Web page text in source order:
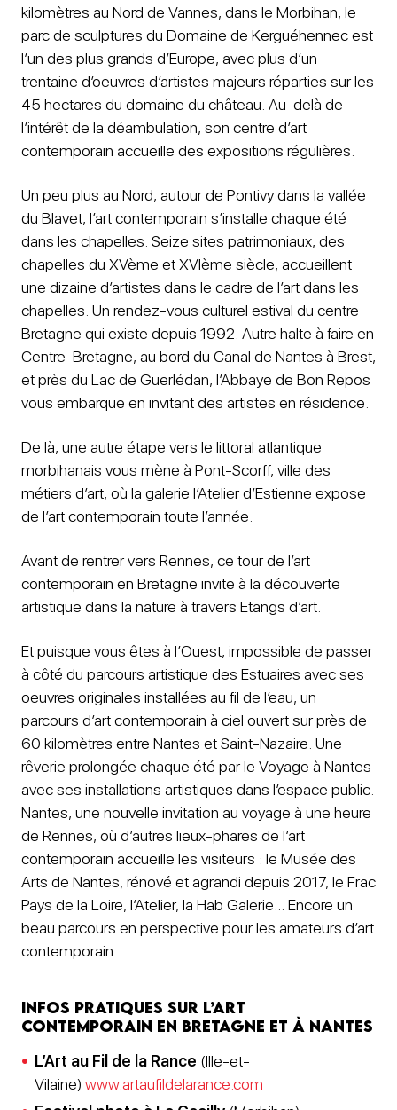
kilomètres au Nord de Vannes, dans le Morbihan, le
parc de sculptures du Domaine de Kerguéhennec est
l’un des plus grands d’Europe, avec plus d’un
trentaine d’oeuvres d’artistes majeurs réparties sur les
45 hectares du domaine du château. Au-delà de
l’intérêt de la déambulation, son centre d’art
contemporain accueille des expositions régulières.
Un peu plus au Nord, autour de Pontivy dans la vallée
du Blavet, l’art contemporain s’installe chaque été
dans les chapelles. Seize sites patrimoniaux, des
chapelles du XVème et XVIème siècle, accueillent
une dizaine d’artistes dans le cadre de l’art dans les
chapelles. Un rendez-vous culturel estival du centre
Bretagne qui existe depuis 1992. Autre halte à faire en
Centre-Bretagne, au bord du Canal de Nantes à Brest,
et près du Lac de Guerlédan, l’Abbaye de Bon Repos
vous embarque en invitant des artistes en résidence.
De là, une autre étape vers le littoral atlantique
morbihanais vous mène à Pont-Scorff, ville des
métiers d’art, où la galerie l’Atelier d’Estienne expose
de l’art contemporain toute l’année.
Avant de rentrer vers Rennes, ce tour de l’art
contemporain en Bretagne invite à la découverte
artistique dans la nature à travers Etangs d’art.
Et puisque vous êtes à l’Ouest, impossible de passer
à côté du parcours artistique des Estuaires avec ses
oeuvres originales installées au fil de l’eau, un
parcours d’art contemporain à ciel ouvert sur près de
60 kilomètres entre Nantes et Saint-Nazaire. Une
rêverie prolongée chaque été par le Voyage à Nantes
avec ses installations artistiques dans l’espace public.
Nantes, une nouvelle invitation au voyage à une heure
de Rennes, où d’autres lieux-phares de l’art
contemporain accueille les visiteurs : le Musée des
Arts de Nantes, rénové et agrandi depuis 2017, le Frac
Pays de la Loire, l’Atelier, la Hab Galerie… Encore un
beau parcours en perspective pour les amateurs d’art
contemporain.
Infos pratiques sur l’art
contemporain en Bretagne et à Nantes
L’Art au Fil de la Rance (Ille-et-
Vilaine) www.artaufildelarance.com